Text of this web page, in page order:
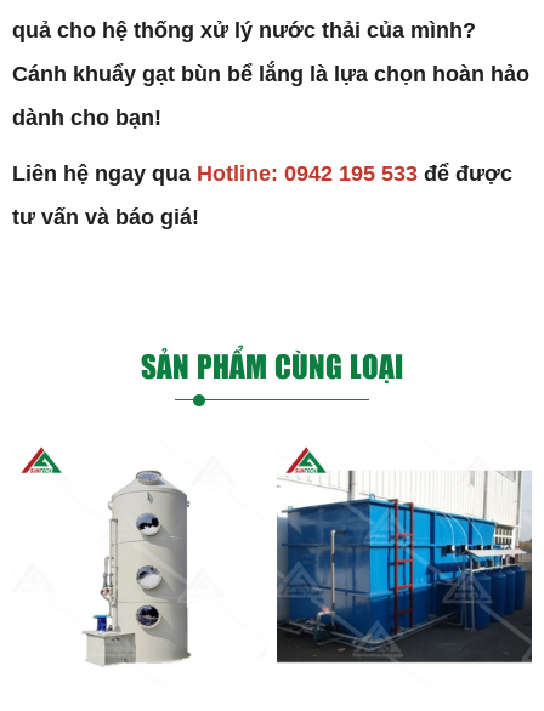
quả cho hệ thống xử lý nước thải của mình?
Cánh khuẩy gạt bùn bể lắng là lựa chọn hoàn hảo
dành cho bạn!
Liên hệ ngay qua Hotline: 0942 195 533 để được
tư vấn và báo giá!
SẢN PHẨM CÙNG LOẠI